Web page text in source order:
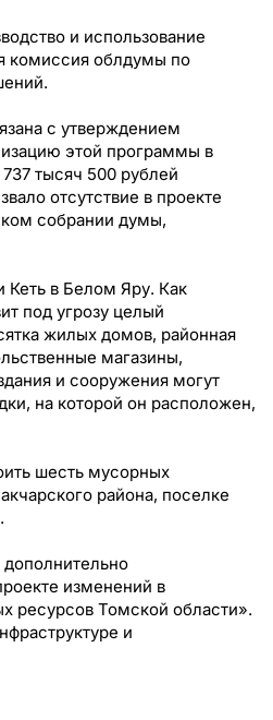
и использование
комиссия облдумы по
с утверждением
этой программы в
тысяч 500 рублей
отсутствие в проекте
собрании думы,
Кеть в Белом Яру. Как
под угрозу целый
жилых домов, районная
магазины,
и сооружения могут
на которой он расположен,
шесть мусорных
района, поселке
изменений в
ресурсов Томской области».
и